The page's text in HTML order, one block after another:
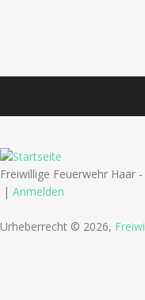
Freiwillige Feuerwehr Haar
| Anmelden
Urheberrecht © 2026,